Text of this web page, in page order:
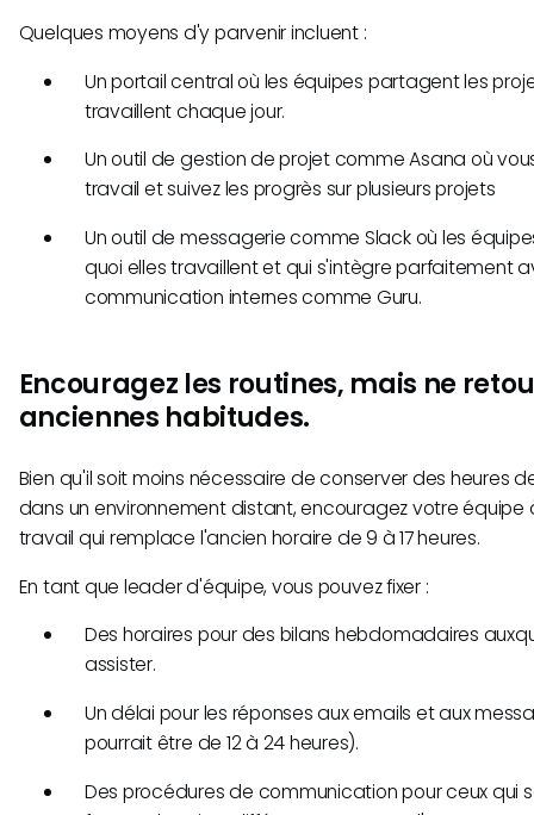
Quelques moyens d'y parvenir incluent :
Un portail central où les équipes partagent les
travaillent chaque jour.
Un outil de gestion de projet comme Asana où
travail et suivez les progrès sur plusieurs projets
Un outil de messagerie comme Slack où les
quoi elles travaillent et qui s'intègre parfaitement
communication internes comme Guru.
Encouragez les routines, mais ne
anciennes habitudes.
Bien qu'il soit moins nécessaire de conserver des heures
dans un environnement distant, encouragez votre équipe
travail qui remplace l'ancien horaire de 9 à 17 heures.
En tant que leader d'équipe, vous pouvez fixer :
Des horaires pour des bilans hebdomadaires
assister.
Un délai pour les réponses aux emails et aux
pourrait être de 12 à 24 heures).
Des procédures de communication pour ceux qui